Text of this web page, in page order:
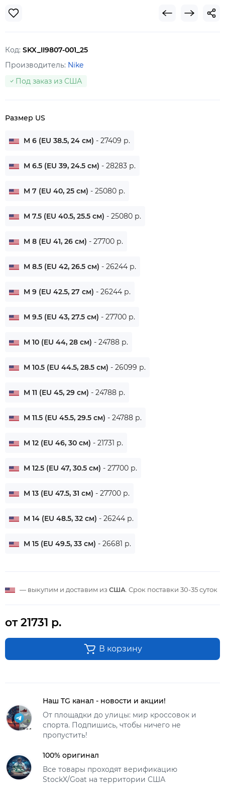
Код: SKX_II9807-001_25
Производитель: Nike
Под заказ из США
Размер US
M 6 (EU 38.5, 24 см) - 27409 р.
M 6.5 (EU 39, 24.5 см) - 28283 р.
M 7 (EU 40, 25 см) - 25080 р.
M 7.5 (EU 40.5, 25.5 см) - 25080 р.
M 8 (EU 41, 26 см) - 27700 р.
M 8.5 (EU 42, 26.5 см) - 26244 р.
M 9 (EU 42.5, 27 см) - 26244 р.
M 9.5 (EU 43, 27.5 см) - 27700 р.
M 10 (EU 44, 28 см) - 24788 р.
M 10.5 (EU 44.5, 28.5 см) - 26099 р.
M 11 (EU 45, 29 см) - 24788 р.
M 11.5 (EU 45.5, 29.5 см) - 24788 р.
M 12 (EU 46, 30 см) - 21731 р.
M 12.5 (EU 47, 30.5 см) - 27700 р.
M 13 (EU 47.5, 31 см) - 27700 р.
M 14 (EU 48.5, 32 см) - 26244 р.
M 15 (EU 49.5, 33 см) - 26681 р.
— выкупим и доставим из США . Срок поставки 30-35 суток
от 21731 р.
В корзину
Наш TG канал - новости и акции!
От площадки до улицы: мир кроссовок и
спорта. Подпишись, чтобы ничего не
пропустить!
100% оригинал
Все товары проходят верификацию
StockX/Goat на территории США